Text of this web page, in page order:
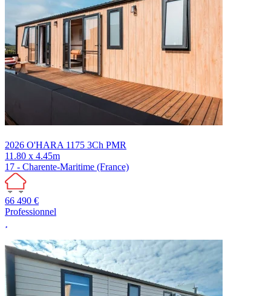
2026 O'HARA 1175 3Ch PMR
11.80 x 4.45m
17 - Charente-Maritime (France)
66 490 €
Professionnel